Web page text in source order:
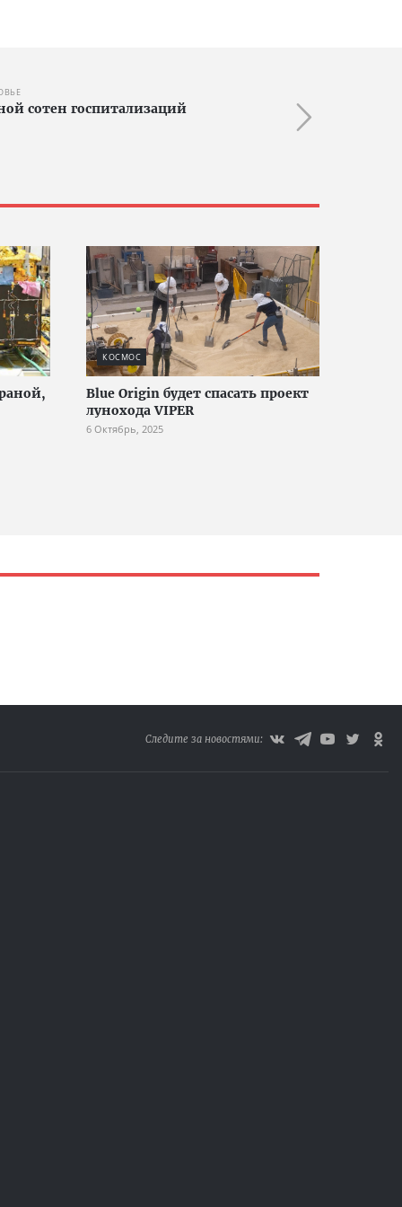
сотен госпитализаций
КОСМОС
Blue Origin будет спасать проект
лунохода VIPER
6 Октябрь, 2025
Следите за новостями: